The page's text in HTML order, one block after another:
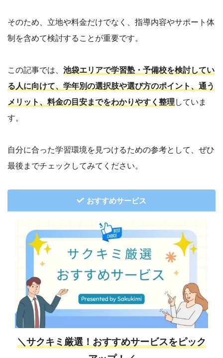
そのため、立地や料金だけでなく、指導内容やサポート体
制を含めて検討することが重要です。
この記事では、 池袋エリアで学習塾・予備校を検討してい
る人に向けて、学年別の選択肢や選び方のポイント、通う
メリット、料金の目安までをわかりやすく整理していま
す。
自分に合った学習環境を見つけるための参考として、ぜひ
最後までチェックしてみてください。
おすすめサービス
＼サクキミ厳選！おすすめサービスをピック